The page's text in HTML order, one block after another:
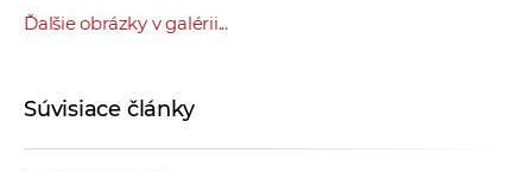
Ďalšie obrázky v galérii...
Súvisiace články